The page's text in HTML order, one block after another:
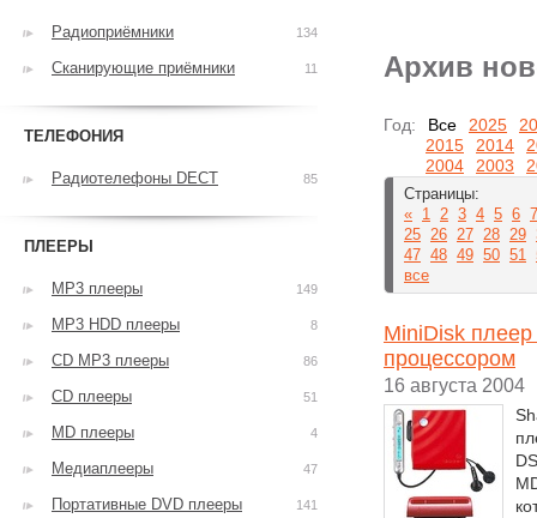
Архив
Год: Все 2025
2015
2014
2004
2003
Страницы:
« 1 2 3 4 5 6 7
25 26 27 28 29
47 48 49 50 51
все
MiniDisk
процессором
16 августа 2004
Радиоприёмники 134
Сканирующие приёмники 11
ТЕЛЕФОНИЯ
Радиотелефоны DECT 85
ПЛЕЕРЫ
MP3 плееры 149
MP3 HDD плееры 8
CD MP3 плееры 86
CD плееры 51
MD плееры 4
Медиаплееры 47
Портативные DVD плееры 141